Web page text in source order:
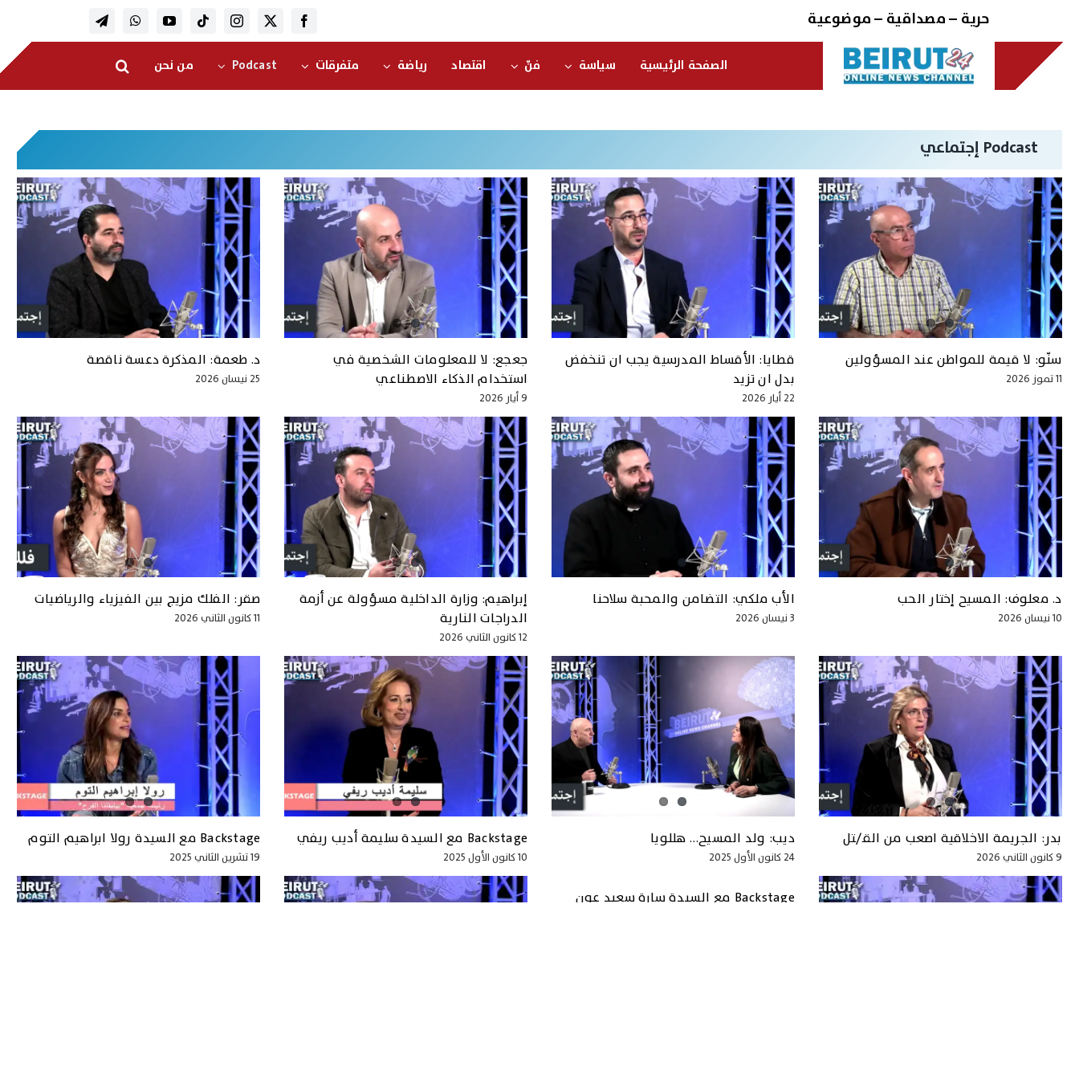
content
حرية – مصداقية – موضوعية
الصفحة الرئيسية سياسة فنّ اقتصاد رياضة متفرقات Podcast من نحن
Podcast إجتماعي
سنّو: لا قيمة للمواطن عند المسؤولين
11 تموز 2026
قطايا: الأقساط المدرسية يجب ان تنخفض
بدل ان تزيد
22 أيار 2026
جعجع: لا للمعلومات الشخصية في
استخدام الذكاء الاصطناعي
9 أيار 2026
د. طعمة: المذكرة دعسة ناقصة
25 نيسان 2026
د. معلوف: المسيح إختار الحب
10 نيسان 2026
الأب ملكي: التضامن والمحبة سلاحنا
3 نيسان 2026
إبراهيم: وزارة الداخلية مسؤولة عن أزمة
الدراجات النارية
12 كانون الثاني 2026
صقر: الفلك ‏مزيج بين الفيزياء والرياضيات
11 كانون الثاني 2026
بدر: الجريمة الاخلاقية اصعب من القـ/ـتل
9 كانون الثاني 2026
ديب: ولد المسيح… هللويا
24 كانون الأول 2025
Backstage مع السيدة سليمة أديب ريفي
10 كانون الأول 2025
Backstage مع السيدة رولا ابراهيم التوم
19 تشرين الثاني 2025
Backstage مع السيدة سارة سعيد عون